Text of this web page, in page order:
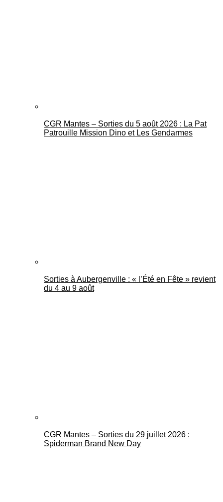
CGR Mantes – Sorties du 5 août 2026 : La Pat
Patrouille Mission Dino et Les Gendarmes
Sorties à Aubergenville : « l’Été en Fête » revient
du 4 au 9 août
CGR Mantes – Sorties du 29 juillet 2026 :
Spiderman Brand New Day